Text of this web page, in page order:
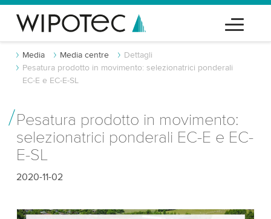
Media Media centre
Dettagli
Pesatura prodotto in movimento: selezionatrici ponderali
EC-E e EC-E-SL
Pesatura prodotto in movimento:
selezionatrici ponderali EC-E e EC-
E-SL
2020-11-02